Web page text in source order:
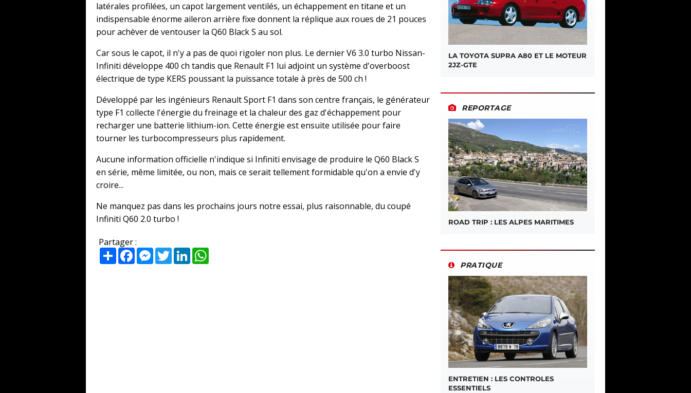
latérales profilées, un capot largement ventilés, un échappement en titane et un
indispensable énorme aileron arrière fixe donnent la réplique aux roues de 21 pouces
pour achèver de ventouser la Q60 Black S au sol.
Car sous le capot, il n'y a pas de quoi rigoler non plus. Le dernier V6 3.0 turbo Nissan-
Infiniti développe 400 ch tandis que Renault F1 lui adjoint un système d'overboost
électrique de type KERS poussant la puissance totale à près de 500 ch !
Développé par les ingénieurs Renault Sport F1 dans son centre français, le générateur
type F1 collecte l'énergie du freinage et la chaleur des gaz d'échappement pour
recharger une batterie lithium-ion. Cette énergie est ensuite utilisée pour faire
tourner les turbocompresseurs plus rapidement.
Aucune information officielle n'indique si Infiniti envisage de produire le Q60 Black S
en série, même limitée, ou non, mais ce serait tellement formidable qu'on a envie d'y
croire...
Ne manquez pas dans les prochains jours notre essai, plus raisonnable, du coupé
Infiniti Q60 2.0 turbo !
Partager :
PartagerFacebookMessenger
TwitterLinkedIn
LA TOYOTA SUPRA A80 ET LE MOTEUR
2JZ-GTE
REPORTAGE
ROAD TRIP : LES ALPES MARITIMES
PRATIQUE
ENTRETIEN : LES CONTROLES
ESSENTIELS